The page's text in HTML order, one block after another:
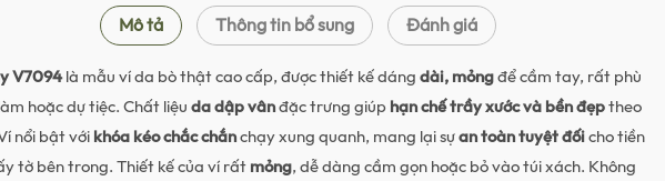
Mô tả Thông tin bổ sung Đánh giá
V7094là mẫu ví da bò thật cao cấp, được thiết kế dángdài, mỏngđể cầm tay, rất phù
hoặc dự tiệc. Chất liệuda dập vânđặc trưng giúphạn chế trầy xước và bền đẹptheo
nổi bật vớikhóa kéo chắc chắnchạy xung quanh, mang lại sựan toàn tuyệt đốicho tiền
tờ bên trong. Thiết kế của ví rấtmỏng, dễ dàng cầm gọn hoặc bỏ vào túi xách. Không